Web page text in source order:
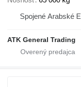
Spojené Arabské
ATK General Trading